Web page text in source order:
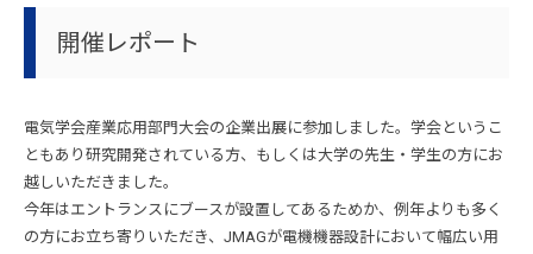
開催レポート
電気学会産業応用部門大会の企業出展に参加しました。学会というこ
ともあり研究開発されている方、もしくは大学の先生・学生の方にお
越しいただきました。
今年はエントランスにブースが設置してあるためか、例年よりも多く
の方にお立ち寄りいただき、JMAGが電機機器設計において幅広い用